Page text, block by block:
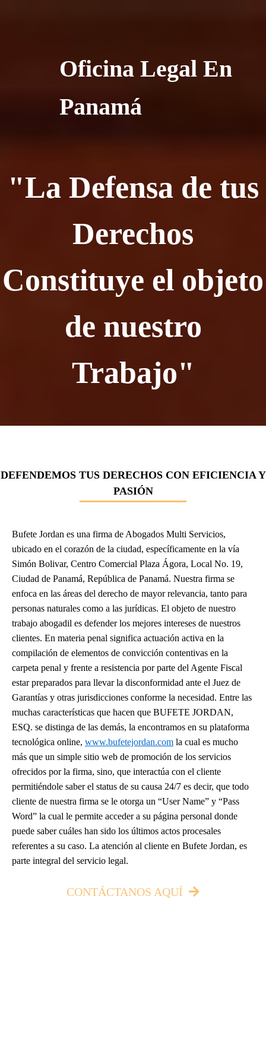
Oficina Legal En
Panamá
"La Defensa de tus
Derechos
Constituye el objeto
de nuestro
Trabajo"
DEFENDEMOS TUS DERECHOS CON EFICIENCIA Y
PASIÓN
Bufete Jordan es una firma de Abogados Multi Servicios,
ubicado en el corazón de la ciudad, específicamente en la vía
Simón Bolivar, Centro Comercial Plaza Ágora, Local No. 19,
Ciudad de Panamá, República de Panamá. Nuestra firma se
enfoca en las áreas del derecho de mayor relevancia, tanto para
personas naturales como a las jurídicas. El objeto de nuestro
trabajo abogadil es defender los mejores intereses de nuestros
clientes. En materia penal significa actuación activa en la
compilación de elementos de convicción contentivas en la
carpeta penal y frente a resistencia por parte del Agente Fiscal
estar preparados para llevar la disconformidad ante el Juez de
Garantías y otras jurisdicciones conforme la necesidad. Entre las
muchas características que hacen que BUFETE JORDAN,
ESQ. se distinga de las demás, la encontramos en su plataforma
tecnológica online, www.bufetejordan.com la cual es mucho
más que un simple sitio web de promoción de los servicios
ofrecidos por la firma, sino, que interactúa con el cliente
permitiéndole saber el status de su causa 24/7 es decir, que todo
cliente de nuestra firma se le otorga un “User Name” y “Pass
Word” la cual le permite acceder a su página personal donde
puede saber cuáles han sido los últimos actos procesales
referentes a su caso. La atención al cliente en Bufete Jordan, es
parte integral del servicio legal.
CONTÁCTANOS AQUÍ